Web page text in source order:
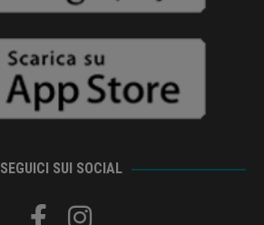
SEGUICI SUI SOCIAL